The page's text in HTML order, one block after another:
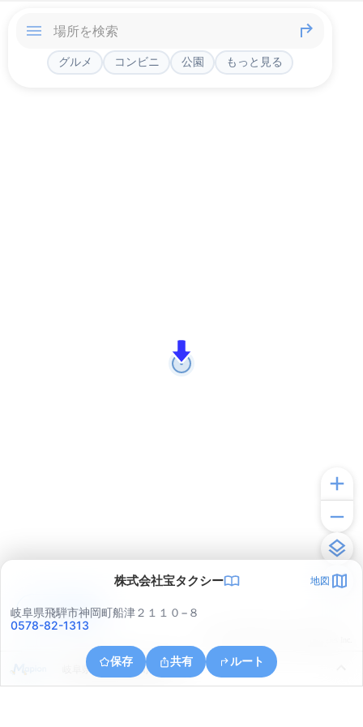
グルメ コンビニ 公園 もっと見る
株式会社宝タクシー 地図
岐阜県飛騨市神岡町船津２１１０−８
0578-82-1313
保存 共有 ルート
岐阜県飛騨市神岡町梨ケ根
アプリで見る